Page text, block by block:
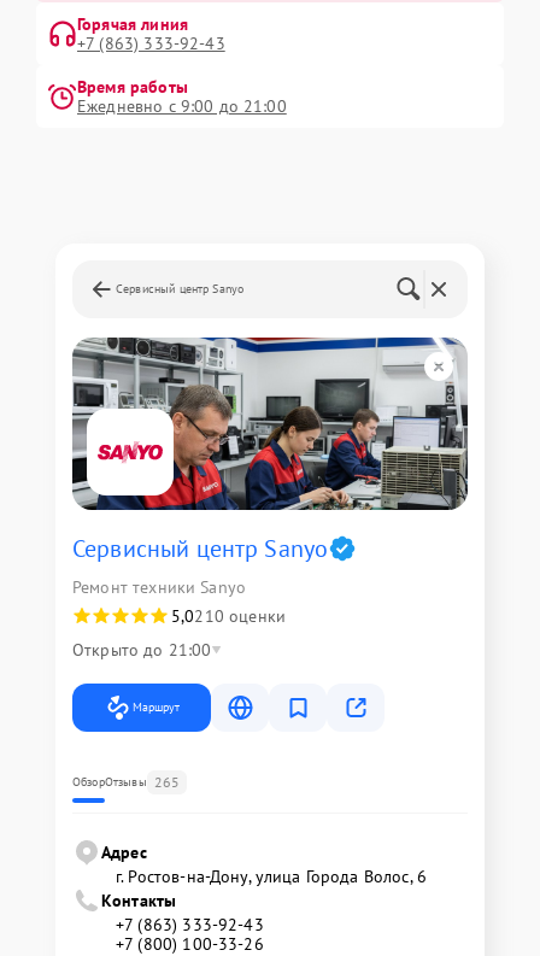
Горячая линия
+7 (863) 333-92-43
Время работы
Ежедневно с 9:00 до 21:00
Сервисный центр Sanyo
Сервисный центр Sanyo
Ремонт техники Sanyo
5,0210 оценки
Открыто до 21:00
Маршрут
ОбзорОтзывы 265
Адрес
г. Ростов-на-Дону, улица Города Волос, 6
Контакты
+7 (863) 333-92-43
+7 (800) 100-33-26